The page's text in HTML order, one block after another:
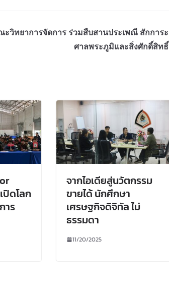
ะวิทยาการจัดการ ร่วมสืบสานประเพณี สักการะ
ศาลพระภูมิและสิ่งศักดิ์สิทธิ์
ปิดโลก
าร
จากไอเดียสู่นวัตกรรม
ขายได้ นักศึกษา
เศรษฐกิจดิจิทัล ไม่
ธรรมดา
11/20/2025